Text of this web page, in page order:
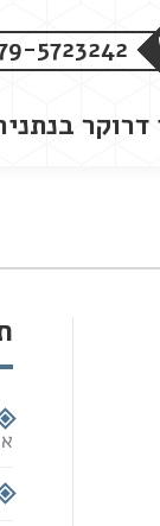
דרוקר
5723242